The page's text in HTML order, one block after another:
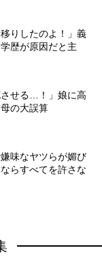
りしたのよ！」義
歴が原因だと主
させる…！」娘に高
の大誤算
味なヤツらが媚び
らすべてを許さな